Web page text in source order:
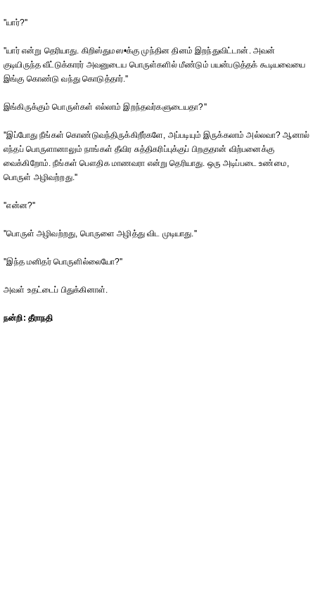
''யார்?''
''யார் என்று தெரியாது. கிறிஸ்துமஸ•க்கு முந்தின தினம் இறந்துவிட்டான். அவன்
குடியிருந்த வீட்டுக்காரர் அவனுடைய பொருள்களில் மீண்டும் பயன்படுத்தக் கூடியவையை
இங்கு கொண்டு வந்து கொடுத்தார்.''
இங்கிருக்கும் பொருள்கள் எல்லாம் இறந்தவர்களுடையதா?''
''இப்போது நீங்கள் கொண்டுவந்திருக்கிறீர்களே, அப்படியும் இருக்கலாம் அல்லவா? ஆனால்
எந்தப் பொருளானாலும் நாங்கள் தீவிர சுத்திகரிப்புக்குப் பிறகுதான் விற்பனைக்கு
வைக்கிறோம். நீங்கள் பௌதிக மாணவரா என்று தெரியாது. ஒரு அடிப்படை உண்மை,
பொருள் அழிவற்றது.''
''என்ன?''
''பொருள் அழிவற்றது, பொருளை அழித்து விட முடியாது.''
''இந்த மனிதர் பொருளில்லையோ?''
அவள் உதட்டைப் பிதுக்கினாள்.
நன்றி: தீராநதி